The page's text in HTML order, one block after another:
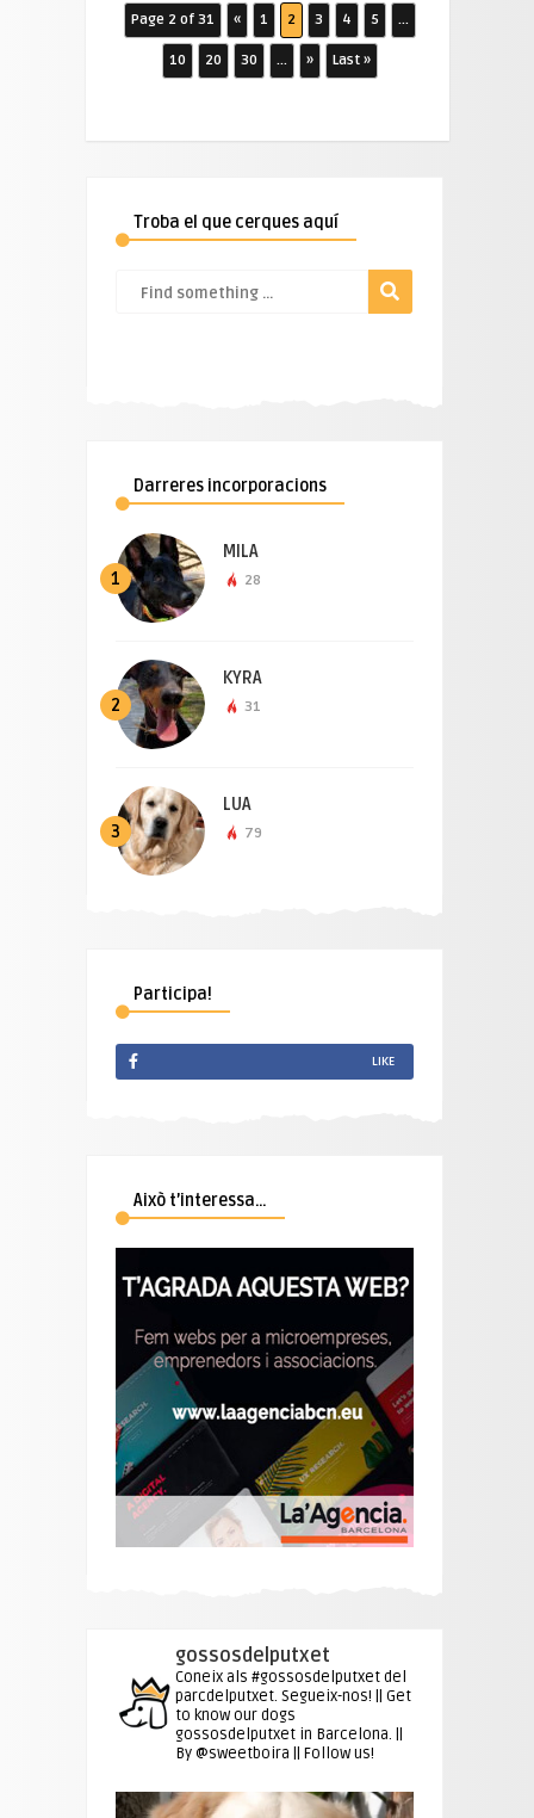
Page 2 of 31 « 1 2 3 4 5 ...
10 20 30 ... » Last »
Troba el que cerques aquí
Darreres incorporacions
1
MILA
28
2
KYRA
31
3
LUA
79
Participa!
LIKE
Això t’interessa…
gossosdelputxet
Coneix als #gossosdelputxet del
parcdelputxet. Segueix-nos! || Get
to know our dogs
gossosdelputxet in Barcelona. ||
By @sweetboira || Follow us!